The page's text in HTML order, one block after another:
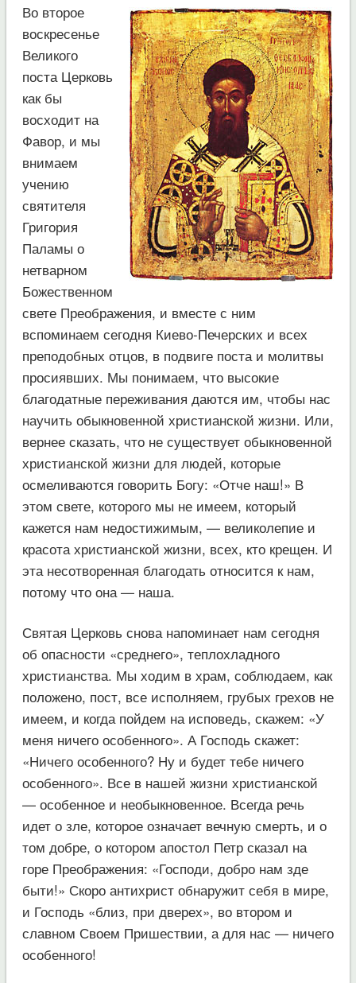
Во второе
воскресенье
Великого
поста Церковь
как бы
восходит на
Фавор, и мы
внимаем
учению
святителя
Григория
Паламы о
нетварном
Божественном
свете Преображения, и вместе с ним
вспоминаем сегодня Киево-Печерских и всех
преподобных отцов, в подвиге поста и молитвы
просиявших. Мы понимаем, что высокие
благодатные переживания даются им, чтобы нас
научить обыкновенной христианской жизни. Или,
вернее сказать, что не существует обыкновенной
христианской жизни для людей, которые
осмеливаются говорить Богу: «Отче наш!» В
этом свете, которого мы не имеем, который
кажется нам недостижимым, — великолепие и
красота христианской жизни, всех, кто крещен. И
эта несотворенная благодать относится к нам,
потому что она — наша.
Святая Церковь снова напоминает нам сегодня
об опасности «среднего», теплохладного
христианства. Мы ходим в храм, соблюдаем, как
положено, пост, все исполняем, грубых грехов не
имеем, и когда пойдем на исповедь, скажем: «У
меня ничего особенного». А Господь скажет:
«Ничего особенного? Ну и будет тебе ничего
особенного». Все в нашей жизни христианской
— особенное и необыкновенное. Всегда речь
идет о зле, которое означает вечную смерть, и о
том добре, о котором апостол Петр сказал на
горе Преображения: «Господи, добро нам зде
быти!» Скоро антихрист обнаружит себя в мире,
и Господь «близ, при дверех», во втором и
славном Своем Пришествии, а для нас — ничего
особенного!